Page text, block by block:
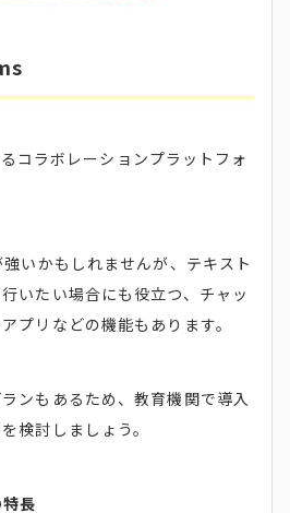
コラボレーションプラットフォ
いかもしれませんが、テキスト
いたい場合にも役立つ、チャッ
プリなどの機能もあります。
ンもあるため、教育機関で導入
検討しましょう。
長